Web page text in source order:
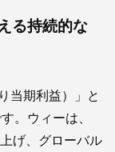
る持続的な
当期利益）」と
。ウィーは、
げ、グローバル